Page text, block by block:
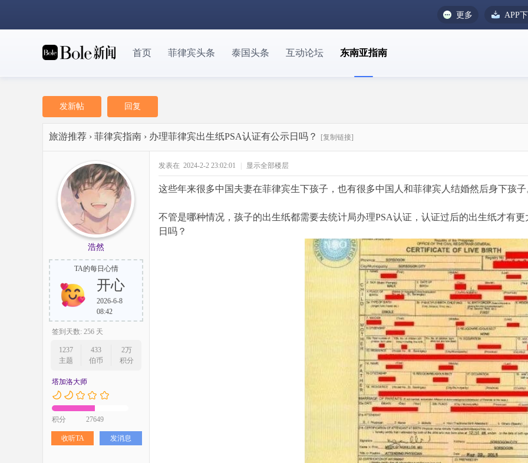
更多 APP
首页 菲律宾头条 泰国头条 互动论坛 东南亚指南
发新帖 回复
旅游推荐 › 菲律宾指南 › 办理菲律宾出生纸PSA认证有公示日吗？ [复制链接]
浩然
TA的每日心情
开心
2026-6-8
08:42
签到天数: 256 天
1237
主题
433
伯币
2万
积分
塔加洛大师
积分 27649
收听TA 发消息
发表在 2024-2-2 23:02:01 显示全部楼层
这些年来很多中国夫妻在菲律宾生下孩子，也有很多中国人和菲律宾人结婚然后身下孩子
不管是哪种情况，孩子的出生纸都需要去统计局办理PSA认证，认证过后的出生纸才有
日吗？